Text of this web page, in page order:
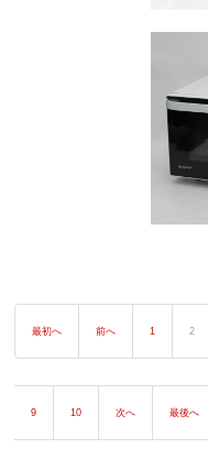
最初へ 前へ 1 2
9 10 次へ 最後へ